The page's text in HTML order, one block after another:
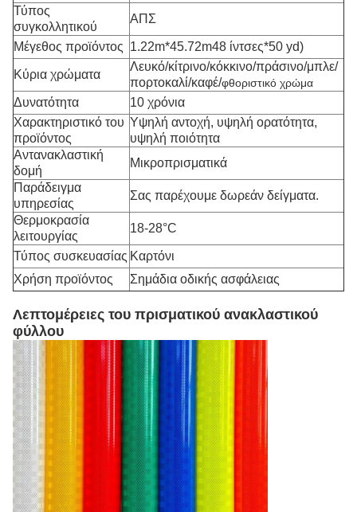
Τύπος
συγκολλητικού
ΑΠΣ
Μέγεθος προϊόντος 1.22m*45.72m48 ίντσες*50 yd)
Κύρια χρώματα
Λευκό/κίτρινο/κόκκινο/πράσινο/μπλε/
πορτοκαλί/καφέ/φθοριστικό χρώμα
Δυνατότητα
10 χρόνια
Χαρακτηριστικό του
προϊόντος
Υψηλή αντοχή, υψηλή ορατότητα,
υψηλή ποιότητα
Αντανακλαστική
δομή
Μικροπρισματικά
Παράδειγμα
υπηρεσίας
Σας παρέχουμε δωρεάν δείγματα.
Θερμοκρασία
λειτουργίας
18-28°C
Τύπος συσκευασίας Καρτόνι
Χρήση προϊόντος
Σημάδια οδικής ασφάλειας
Λεπτομέρειες του πρισματικού ανακλαστικού
φύλλου